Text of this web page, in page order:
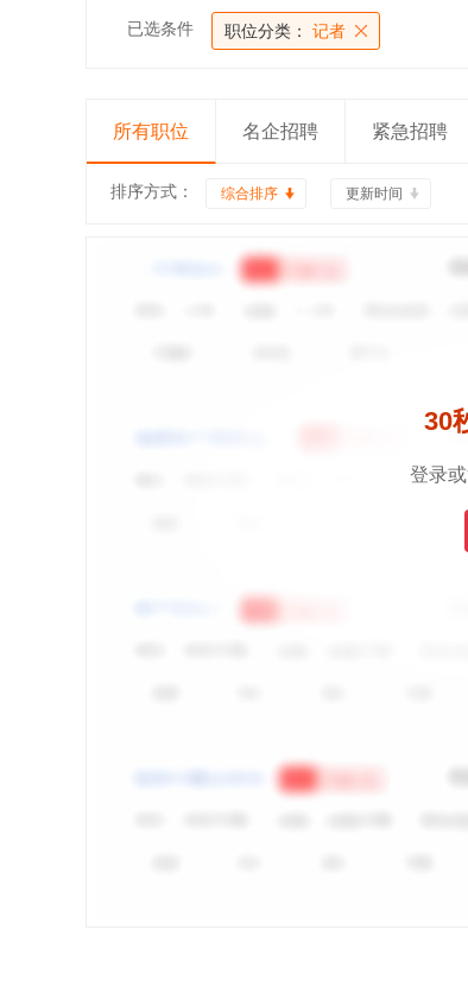
已选条件 职位分类： 记者
所有职位 名企招聘 紧急招聘
排序方式： 综合排序 更新时间
30
登录